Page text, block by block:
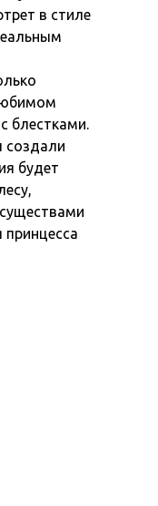
в стиле
блестками.
создали
будет